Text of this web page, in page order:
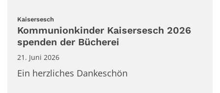
Kaisersesch
Kommunionkinder Kaisersesch 2026
spenden der Bücherei
21. Juni 2026
Ein herzliches Dankeschön